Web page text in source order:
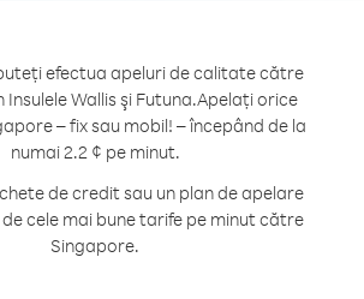
efectua apeluri de calitate către
Wallis şi Futuna.Apelați orice
– fix sau mobil! – începând de la
numai 2.2 ¢ pe minut.
de credit sau un plan de apelare
cele mai bune tarife pe minut către
Singapore.